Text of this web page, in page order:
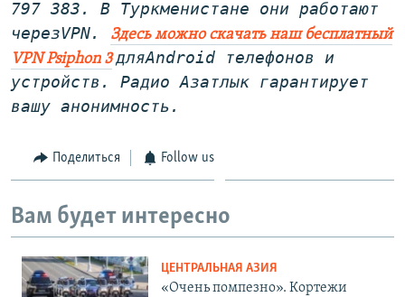
797 383. В Туркменистане они работают
черезVPN.
Здесь можно скачать наш бесплатный
VPN Psiphon 3 дляAndroid телефонов и
устройств. Радио Азатлык гарантирует
вашу анонимность.
Поделиться Follow us
Вам будет интересно
ЦЕНТРАЛЬНАЯ АЗИЯ
«Очень помпезно». Кортежи